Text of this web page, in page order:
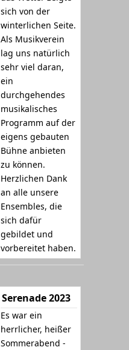
sich von der
winterlichen Seite.
Als Musikverein
lag uns natürlich
sehr viel daran,
ein
durchgehendes
musikalisches
Programm auf der
eigens gebauten
Bühne anbieten
zu können.
Herzlichen Dank
an alle unsere
Ensembles, die
sich dafür
gebildet und
vorbereitet haben.
Serenade 2023
Es war ein
herrlicher, heißer
Sommerabend -